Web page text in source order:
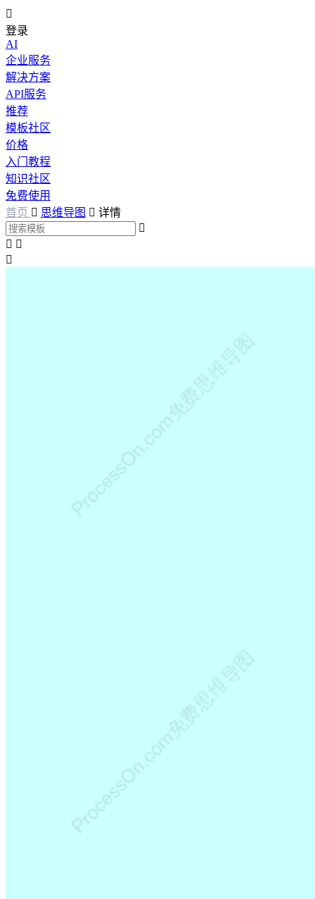

登录
AI
企业服务
解决方案
API服务
推荐
模板社区
价格
入门教程
知识社区
免费使用
首页  思维导图  详情

 
